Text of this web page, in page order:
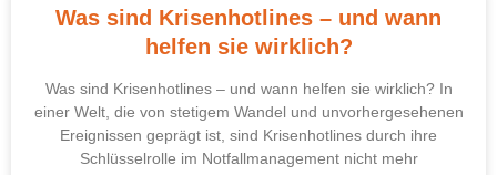
Was sind Krisenhotlines – und wann
helfen sie wirklich?
Was sind Krisenhotlines – und wann helfen sie wirklich? In
einer Welt, die von stetigem Wandel und unvorhergesehenen
Ereignissen geprägt ist, sind Krisenhotlines durch ihre
Schlüsselrolle im Notfallmanagement nicht mehr